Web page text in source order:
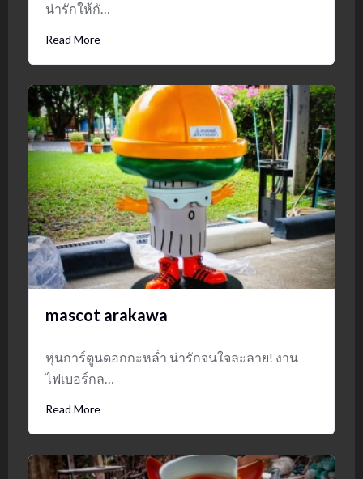
น่ารักให้กั…
Read More
mascot arakawa
หุ่นการ์ตูนดอกกะหล่ำ น่ารักจนใจละลาย! งาน
ไฟเบอร์กล…
Read More